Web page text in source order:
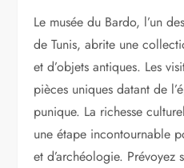
Le musée du Bardo, l’un
de Tunis, abrite une
et d’objets antiques. Les
pièces uniques datant de
punique. La richesse
une étape incontournable
et d’archéologie. Prévoyez